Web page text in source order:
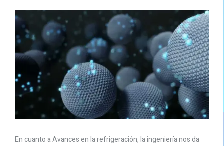
En cuanto a Avances en la refrigeración, la ingeniería nos da